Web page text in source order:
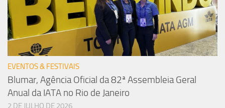
EVENTOS & FESTIVAIS
Blumar, Agência Oficial da 82ª Assembleia Geral
Anual da IATA no Rio de Janeiro
2 DE JULHO DE 2026